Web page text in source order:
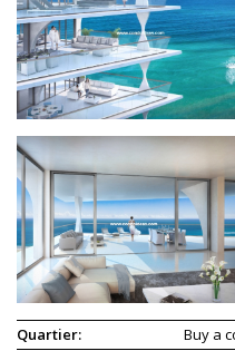
Quartier:
Buy a